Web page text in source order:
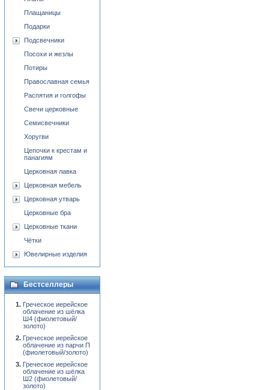
Плащаницы
Подарки
Подсвечники
Посохи и жезлы
Потиры
Православная семья
Распятия и голгофы
Свечи церковные
Семисвечники
Хоругви
Цепочки к крестам и
панагиям
Церковная лавка
Церковная мебель
Церковная утварь
Церковные бра
Церковные ткани
Чётки
Ювелирные изделия
Бестселлеры
Греческое иерейское
облачение из шёлка
Ш4 (фиолетовый/
золото)
Греческое иерейское
облачение из парчи П
(фиолетовый/золото)
Греческое иерейское
облачение из шёлка
Ш2 (фиолетовый/
золото)